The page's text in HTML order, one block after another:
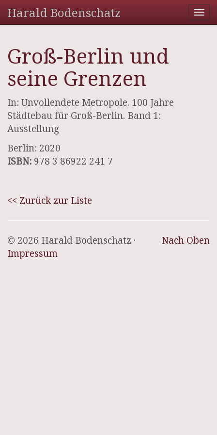
Harald Bodenschatz
Groß-Berlin und
seine Grenzen
In: Unvollendete Metropole. 100 Jahre
Städtebau für Groß-Berlin. Band 1:
Ausstellung
Berlin: 2020
ISBN: 978 3 86922 241 7
<< Zurück zur Liste
Nach Oben
© 2026 Harald Bodenschatz ·
Impressum